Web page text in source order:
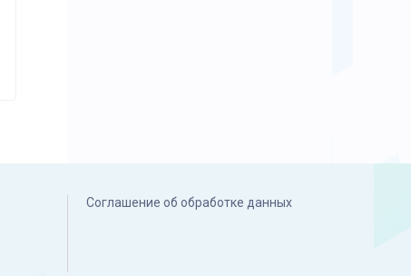
Соглашение об обработке данных